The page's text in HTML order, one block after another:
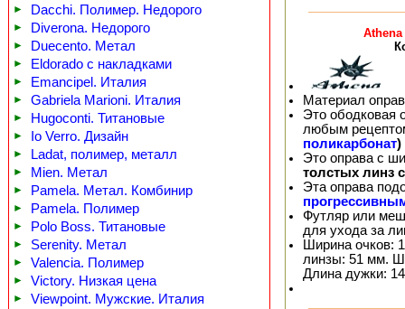
► Dacchi. Полимер. Недорого
► Diverona. Недорого
► Duecento. Метал
► Eldorado с накладками
► Emancipel. Италия
► Gabriela Marioni. Италия
► Hugoconti. Титановые
► Io Verro. Дизайн
► Ladat, полимер, металл
► Mien. Метал
► Pamela. Метал. Комбинир
► Pamela. Полимер
► Polo Boss. Титановые
► Serenity. Метал
► Valencia. Полимер
► Victory. Низкая цена
► Viewpoint. Мужские. Италия
Материал
Это ободковая
любым
поликарбонат)
Это оправа с
толстых линз
Эта оправа
Футляр или
для ухода за
Ширина очков:
линзы: 51 мм.
Длина дужки: